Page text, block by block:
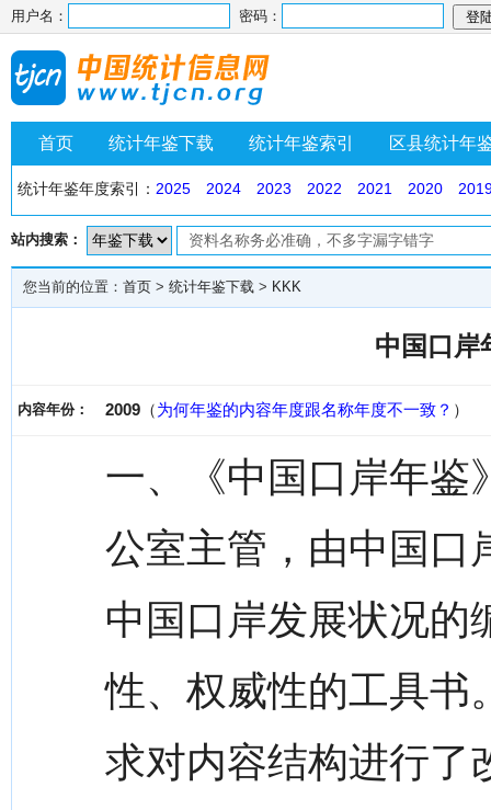
用户名： 密码：
首页 统计年鉴下载 统计年鉴索引 区县统计年
统计年鉴年度索引： 2025 2024 2023 2022 2021 2020
站内搜索：
您当前的位置： 首页 > 统计年鉴下载 > KKK
中国口岸
内容年份： 2009 （为何年鉴的内容年度跟名称年度不一致？ ）
一、《中国口岸年鉴
公室主管，由中国口
中国口岸发展状况的
性、权威性的工具书
求对内容结构进行了